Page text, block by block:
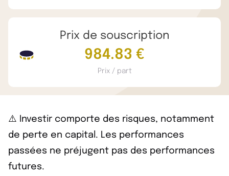
Prix de souscription
984.83 €
Prix / part
⚠️ Investir comporte des risques, notamment
de perte en capital. Les performances
passées ne préjugent pas des performances
futures.